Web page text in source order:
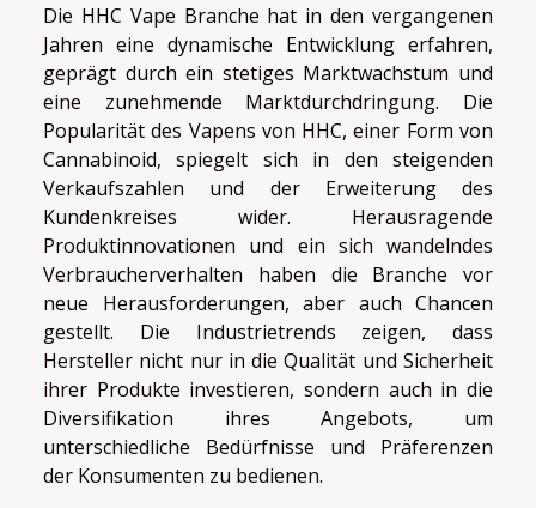
Die HHC Vape Branche hat in den vergangenen
Jahren eine dynamische Entwicklung erfahren,
geprägt durch ein stetiges Marktwachstum und
eine zunehmende Marktdurchdringung. Die
Popularität des Vapens von HHC, einer Form von
Cannabinoid, spiegelt sich in den steigenden
Verkaufszahlen und der Erweiterung des
Kundenkreises wider. Herausragende
Produktinnovationen und ein sich wandelndes
Verbraucherverhalten haben die Branche vor
neue Herausforderungen, aber auch Chancen
gestellt. Die Industrietrends zeigen, dass
Hersteller nicht nur in die Qualität und Sicherheit
ihrer Produkte investieren, sondern auch in die
Diversifikation ihres Angebots, um
unterschiedliche Bedürfnisse und Präferenzen
der Konsumenten zu bedienen.